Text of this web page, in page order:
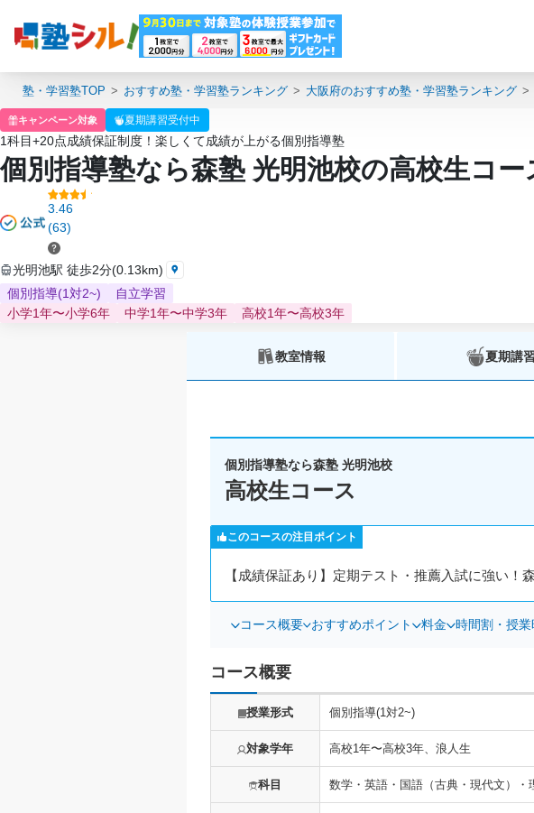
塾・学習塾TOP おすすめ塾・学習塾ランキング 大阪府のおすすめ塾・学習塾ランキング
キャンペーン対象 夏期講習受付中
1科目+20点成績保証制度！楽しくて成績が上がる個別指導塾
個別指導塾なら森塾 光明池校の高校生コー
3.46
(63)
光明池駅 徒歩2分(0.13km)
個別指導(1対2~)
自立学習
小学1年〜小学6年
中学1年〜中学3年 高校1年〜高校3年
教室情報 夏期講
個別指導塾なら森塾 光明池校
高校生コース
このコースの注目ポイント
【成績保証あり】定期テスト・推薦入試に強い！
コース概要 おすすめポイント 料金 時間割・授業
コース概要
授業形式 個別指導(1対2~)
対象学年 高校1年〜高校3年、浪人生
科目 数学・英語・国語（古典・現代文）